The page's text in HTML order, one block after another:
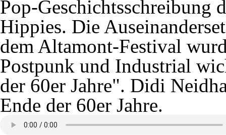
Pop-Geschichtsschreibung
Hippies. Die
dem Altamont-Festival
Postpunk und Industrial
der 60er Jahre". Didi
Ende der 60er Jahre.